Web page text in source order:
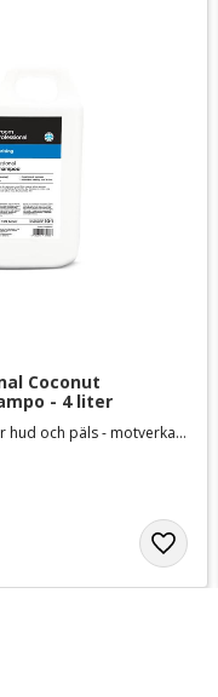
Coconut
- 4 liter
Hundschampo för torr hud och päls - motverkar mjäll